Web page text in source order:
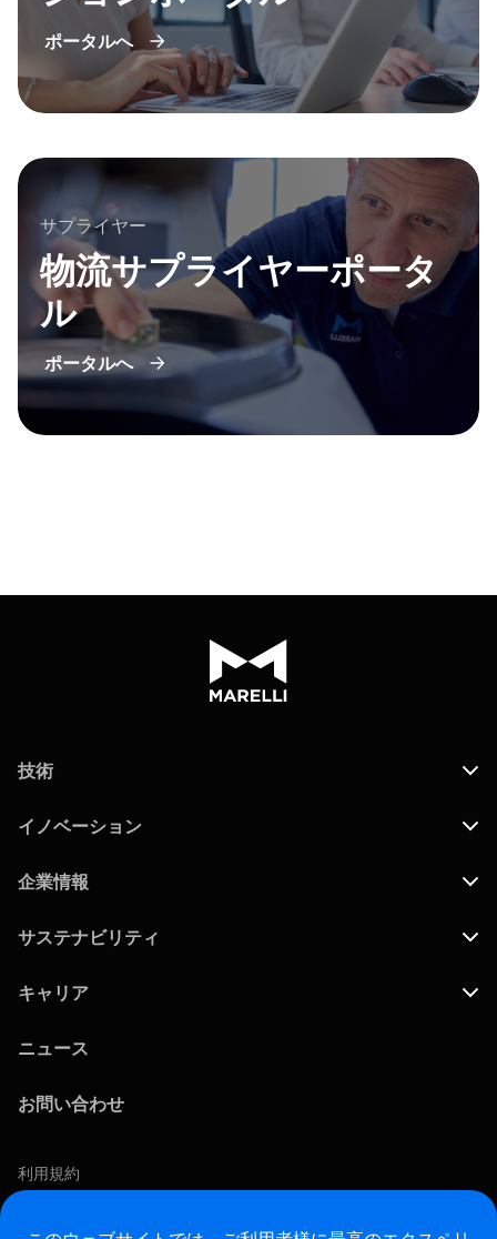
ポータルへ
サプライヤー
物流サプライヤーポータ
ル
ポータルへ
技術
イノベーション
企業情報
サステナビリティ
キャリア
ニュース
お問い合わせ
利用規約